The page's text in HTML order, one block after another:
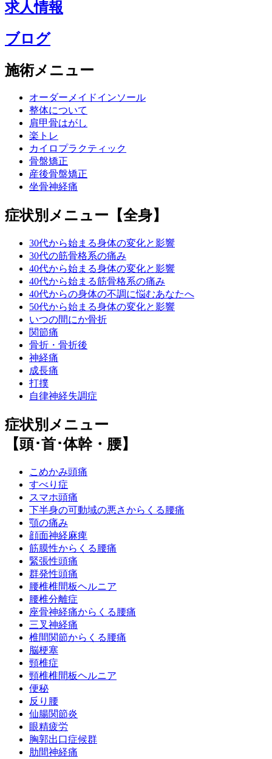
求人情報
ブログ
施術メニュー
オーダーメイドインソール
整体について
肩甲骨はがし
楽トレ
カイロプラクティック
骨盤矯正
産後骨盤矯正
坐骨神経痛
症状別メニュー【全身】
30代から始まる身体の変化と影響
30代の筋骨格系の痛み
40代から始まる身体の変化と影響
40代から始まる筋骨格系の痛み
40代からの身体の不調に悩むあなたへ
50代から始まる身体の変化と影響
いつの間にか骨折
関節痛
骨折・骨折後
神経痛
成長痛
打撲
自律神経失調症
症状別メニュー
【頭･首･体幹・腰】
こめかみ頭痛
すべり症
スマホ頭痛
下半身の可動域の悪さからくる腰痛
顎の痛み
顔面神経麻痺
筋膜性からくる腰痛
緊張性頭痛
群発性頭痛
腰椎椎間板ヘルニア
腰椎分離症
座骨神経痛からくる腰痛
三叉神経痛
椎間関節からくる腰痛
脳梗塞
頸椎症
頸椎椎間板ヘルニア
便秘
反り腰
仙腸関節炎
眼精疲労
胸郭出口症候群
肋間神経痛